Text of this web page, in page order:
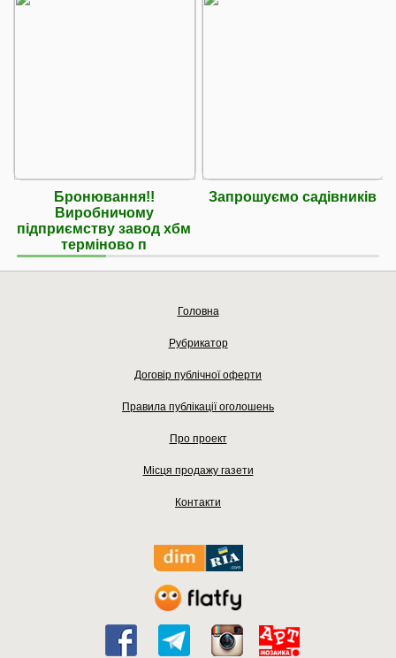
Бронювання!!
Виробничому
підприємству завод хбм
терміново п
Запрошуємо садівників
Головна
Рубрикатор
Договір публічної оферти
Правила публікації оголошень
Про проект
Місця продажу газети
Контакти